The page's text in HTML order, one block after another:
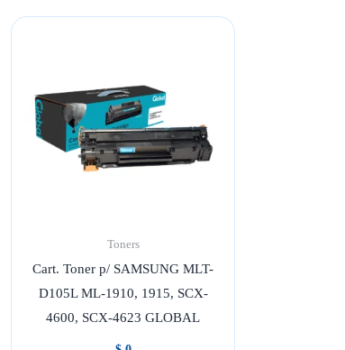
Toners
Cart. Toner p/ SAMSUNG MLT-
D105L ML-1910, 1915, SCX-
4600, SCX-4623 GLOBAL